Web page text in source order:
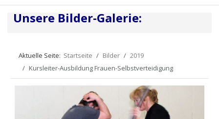
Unsere Bilder-Galerie:
Aktuelle Seite: Startseite Bilder
2019
Kursleiter-Ausbildung Frauen-Selbstverteidigung